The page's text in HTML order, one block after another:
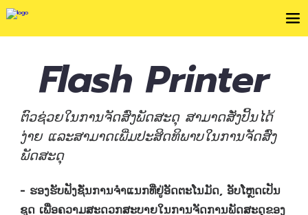
Flash Printer
ຕົວຊ່ວຍໃນການຈັດສົ່ງພັດສະດຸ ສາມາດສັ່ງປິ້ນໄດ້
ງ່າຍ ແລະສາມາດເພີ່ມປະສິດທິພາບໃນການຈັດສົ່ງ
ພັດສະດຸ
- ຮອງຮັບຟັງຊັ່ນການຈຳແນກທີ່ຢູ່ອັດຕະໂນມັດ, ອັບໂຫຼດເປັນ
ຊຸດ ເພື່ອຄວາມສະດວກສະບາຍໃນການຈັດການພັດສະດຸຂອງ